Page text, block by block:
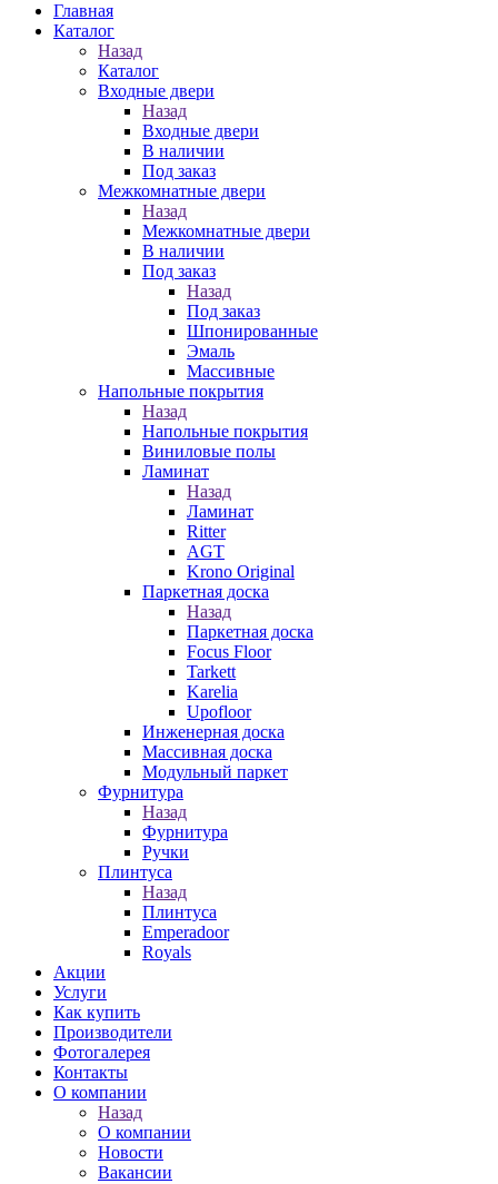
Главная
Каталог
Назад
Каталог
Входные двери
Назад
Входные двери
В наличии
Под заказ
Межкомнатные двери
Назад
Межкомнатные двери
В наличии
Под заказ
Назад
Под заказ
Шпонированные
Эмаль
Массивные
Напольные покрытия
Назад
Напольные покрытия
Виниловые полы
Ламинат
Назад
Ламинат
Ritter
AGT
Krono Original
Паркетная доска
Назад
Паркетная доска
Focus Floor
Tarkett
Karelia
Upofloor
Инженерная доска
Массивная доска
Модульный паркет
Фурнитура
Назад
Фурнитура
Ручки
Плинтуса
Назад
Плинтуса
Emperadoor
Royals
Акции
Услуги
Как купить
Производители
Фотогалерея
Контакты
О компании
Назад
О компании
Новости
Вакансии